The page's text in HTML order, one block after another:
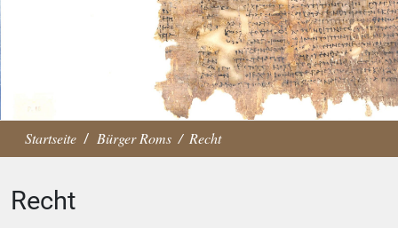
Startseite Bürger Roms Recht
Recht